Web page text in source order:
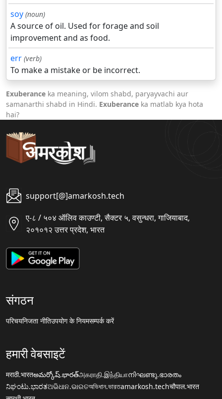
soy (noun)
A source of oil. Used for forage and soil
improvement and as food.
err (verb)
To make a mistake or be incorrect.
Exuberance ka meaning, vilom shabd, paryayvachi aur
samanarthi shabd in Hindi. Exuberance ka matlab kya hota
hai?
support[@]amarkosh.tech
ए-८ / ५०४ ऑलिव काउण्टी, सैक्टर ५, वसुन्धरा, गाजियाबाद,
२०१०१२ उत्तर प्रदेश, भारत
संगठन
परिचयनिजता नीतिउपयोग के नियमसम्पर्क करें
हमारी वेबसाइटें
मराठी.भारतఅమర్కోష్.భారత్அகராதி.இந்தியாനിഘണ്ടു.ഭാരതം
ನಿಘಂಟು.ಭಾರತଅଭିଧାନ.ଭାରତঅভিধান.ভারতamarkosh.techचौपाल.भारत